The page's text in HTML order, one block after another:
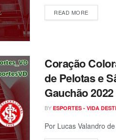
READ MORE
Coração
de Pelotas e
Gauchão 2022
BY ESPORTES - VIDA
Por Lucas